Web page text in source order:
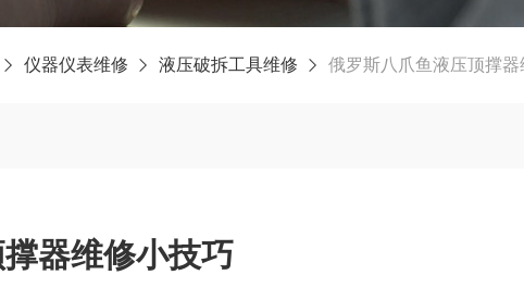
仪器仪表维修 液压破拆工具维修 俄罗斯八爪鱼液压顶撑
器维修小技巧